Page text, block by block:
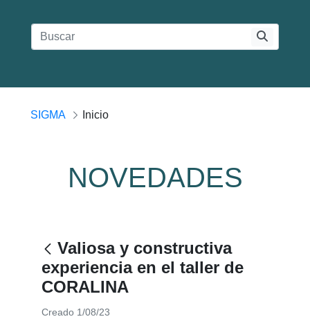
SIGMA Inicio
NOVEDADES
Valiosa y constructiva
experiencia en el taller de
CORALINA
Creado 1/08/23